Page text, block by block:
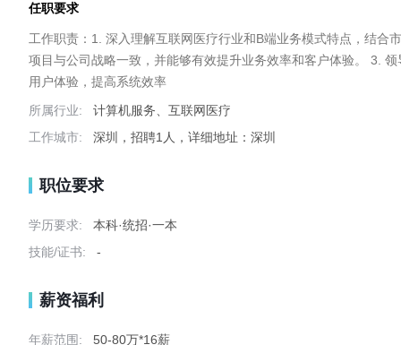
任职要求
工作职责：1. 深入理解互联网医疗行业和B端业务模式特点，结
项目与公司战略一致，并能够有效提升业务效率和客户体验。 3.
所属行业:
计算机服务、互联网医疗
工作城市:
深圳，招聘1人，详细地址：深圳
职位要求
学历要求:
本科·统招·一本
技能/证书:
-
薪资福利
年薪范围: 50-80万*16薪